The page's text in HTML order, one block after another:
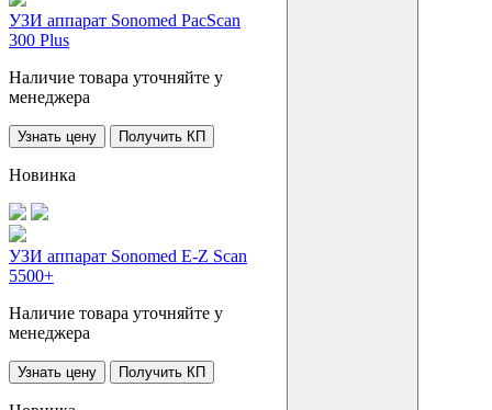
УЗИ аппарат Sonomed PacScan
300 Plus
Наличие товара уточняйте у
менеджера
Узнать цену Получить КП
Новинка
УЗИ аппарат Sonomed E-Z Scan
5500+
Наличие товара уточняйте у
менеджера
Узнать цену Получить КП